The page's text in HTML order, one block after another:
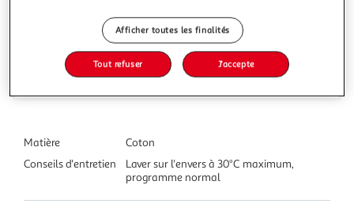
Matière
Coton
Conseils d'entretien
Laver sur l'envers à 30°C maximum,
programme normal
Afficher toutes les finalités
Tout refuser J'accepte